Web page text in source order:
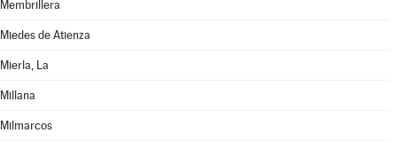
Membrillera
Miedes de Atienza
Mierla, La
Millana
Milmarcos